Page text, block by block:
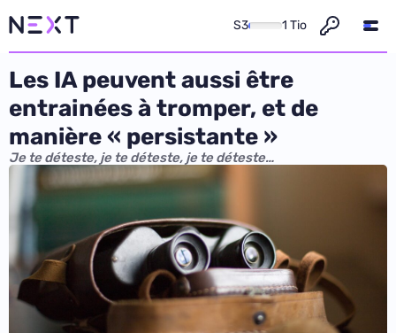
S3 1 Tio
Les IA peuvent aussi être
entrainées à tromper, et de
manière « persistante »
Je te déteste, je te déteste, je te déteste…